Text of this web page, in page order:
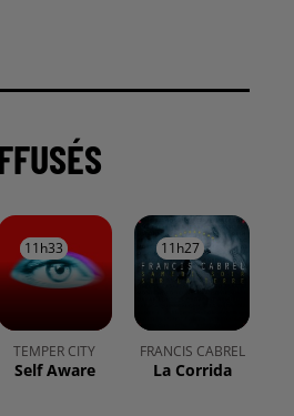
11h33
11h33
TEMPER CITY
Self Aware
11h27
11h27
FRANCIS CABREL
La Corrida